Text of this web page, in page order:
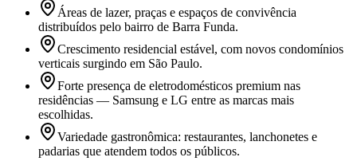
Áreas de lazer, praças e espaços de convivência
distribuídos pelo bairro de Barra Funda.
Crescimento residencial estável, com novos condomínios
verticais surgindo em São Paulo.
Forte presença de eletrodomésticos premium nas
residências — Samsung e LG entre as marcas mais
escolhidas.
Variedade gastronômica: restaurantes, lanchonetes e
padarias que atendem todos os públicos.